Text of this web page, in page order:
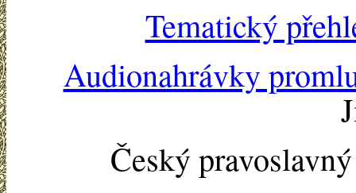
Tematický
Audionahrávky
Český